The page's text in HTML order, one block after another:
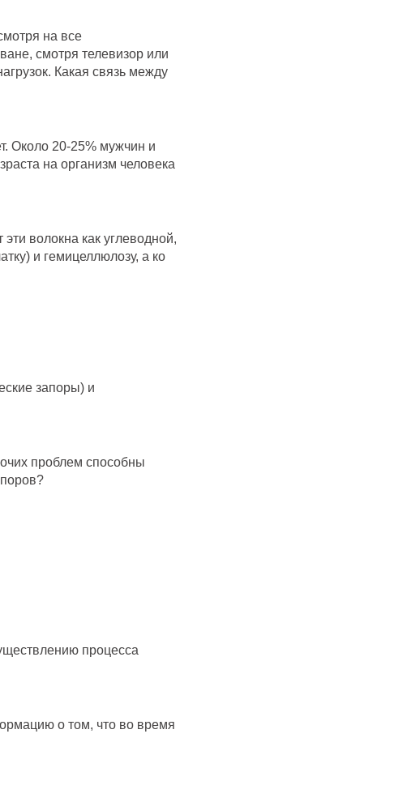
на все
смотря телевизор или
Какая связь между
Около 20-25% мужчин и
на организм человека
волокна как углеводной,
и гемицеллюлозу, а ко
запоры) и
проблем способны
процесса
о том, что во время